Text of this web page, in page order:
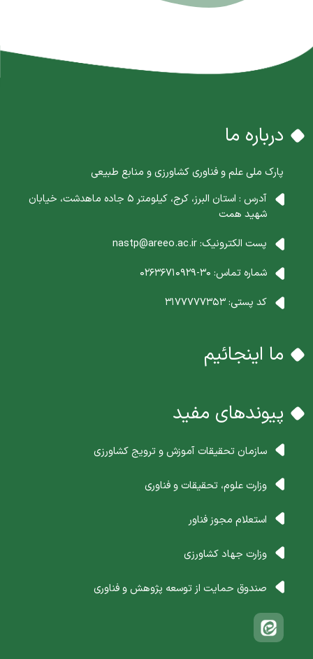
درباره ما
پارک ملی علم و فناوری کشاورزی و منابع طبیعی
آدرس : استان البرز، کرج، کیلومتر 5 جاده ماهدشت، خیابان
شهید همت
پست الکترونیک:nastp@areeo.ac.ir
شماره تماس: 30-02636710929
کد پستی:3177777353
ما اینجائیم
پیوندهای مفید
سازمان تحقیقات آموزش و ترویج کشاورزی
وزارت علوم، تحقیقات و فناوری
استعلام مجوز فناور
وزارت جهاد کشاورزی
صندوق حمایت از توسعه پژوهش و فناوری